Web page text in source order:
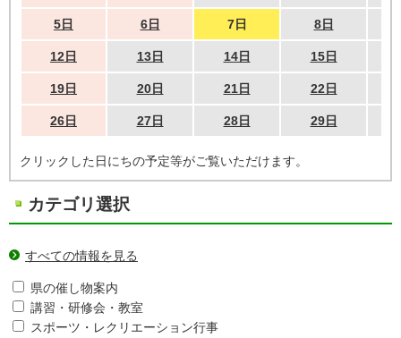
5日 6日 7日 8日
12日 13日 14日 15日
19日 20日 21日 22日
26日 27日 28日 29日
クリックした日にちの予定等がご覧いただけます。
カテゴリ選択
すべての情報を見る
県の催し物案内
講習・研修会・教室
スポーツ・レクリエーション行事